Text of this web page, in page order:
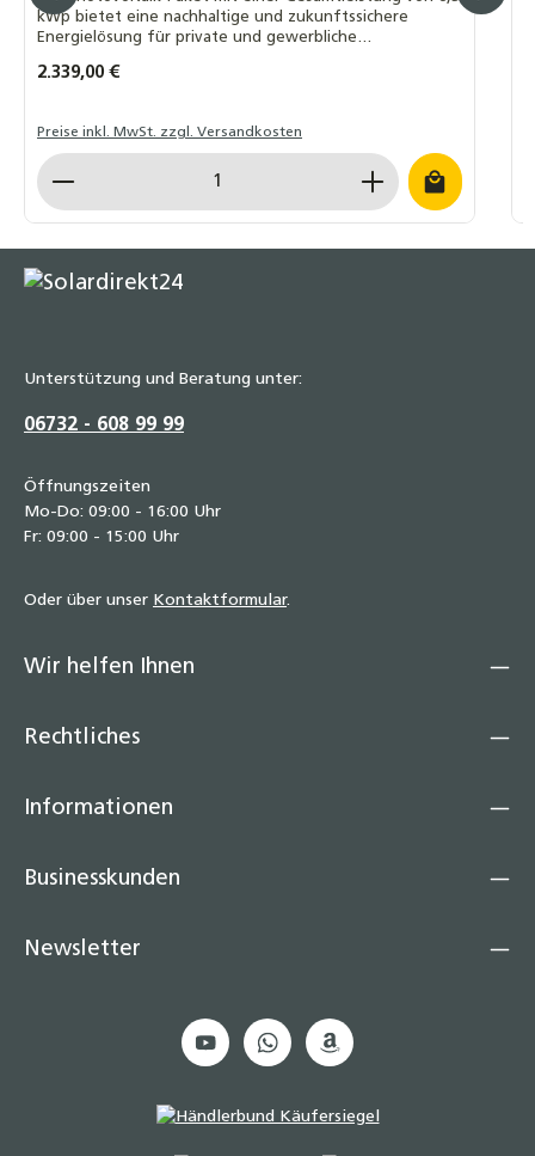
kWp bietet eine nachhaltige und zukunftssichere
Energielösung für private und gewerbliche
Regulärer Preis:
2.339,00 €
Preise inkl. MwSt. zzgl. Versandkosten
Produkt Anzahl: Gib den gewünschten Wert
Unterstützung und Beratung unter:
06732 - 608 99 99
Öffnungszeiten
Mo-Do: 09:00 - 16:00 Uhr
Fr: 09:00 - 15:00 Uhr
Oder über unser Kontaktformular.
Wir helfen Ihnen
Rechtliches
Informationen
Businesskunden
Newsletter